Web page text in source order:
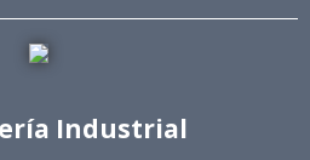
Industrial